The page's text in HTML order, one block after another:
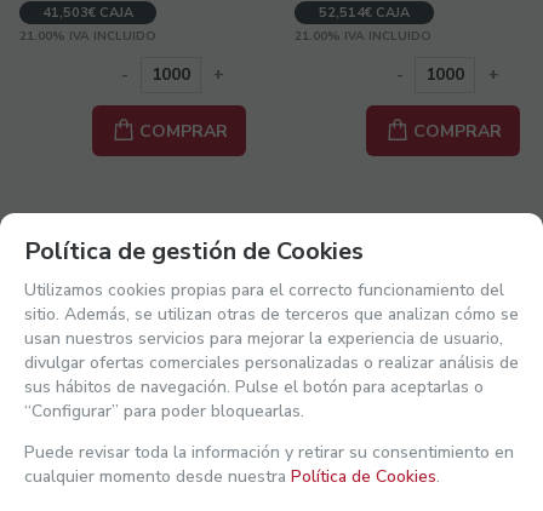
41,503€ CAJA
21.00% IVA INCLUIDO
- +
COMPRAR
52,514€ CAJA
21.00% IVA INCLUIDO
- +
COMPRAR
-3%
BOLSA PAPEL KRAFT
PANADERIA 2BARRAS
-3%
BOLSA PAPEL KRAFT
PANADERIA 2/3BARRAS Ver mi actividad reciente
Política de gestión de Cookies
Utilizamos cookies propias para el correcto funcionamiento del
sitio. Además, se utilizan otras de terceros que analizan cómo se
usan nuestros servicios para mejorar la experiencia de usuario,
divulgar ofertas comerciales personalizadas o realizar análisis de
sus hábitos de navegación. Pulse el botón para aceptarlas o
“Configurar” para poder bloquearlas.
Puede revisar toda la información y retirar su consentimiento en
cualquier momento desde nuestra Política de Cookies.